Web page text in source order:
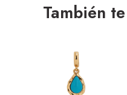
También